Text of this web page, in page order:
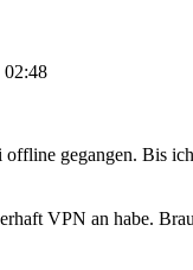
02:48
offline gegangen. Bis
VPN an habe.